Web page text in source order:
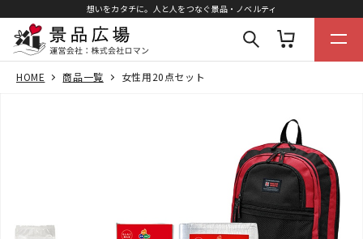
想いをカタチに。人と人をつなぐ景品・ノベルティ
HOME 商品一覧 女性用20点セット